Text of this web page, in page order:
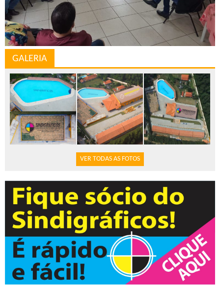
GALERIA
VER TODAS AS FOTOS